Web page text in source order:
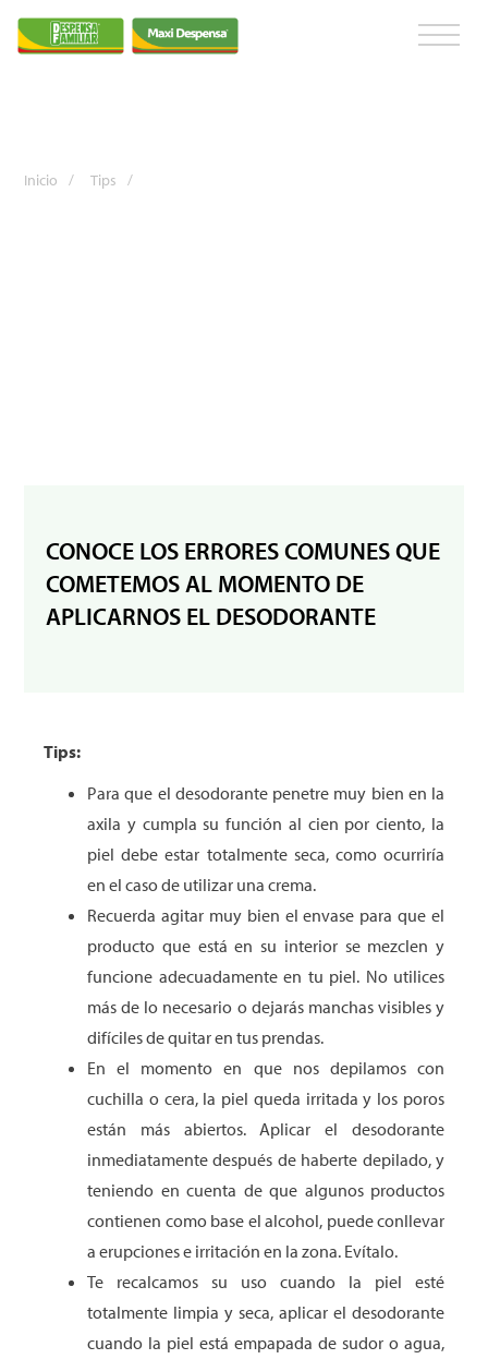
Inicio / Tips /
CONOCE LOS ERRORES COMUNES QUE
COMETEMOS AL MOMENTO DE
APLICARNOS EL DESODORANTE
Tips:
Para que el desodorante penetre muy bien en la
axila y cumpla su función al cien por ciento, la
piel debe estar totalmente seca, como ocurriría
en el caso de utilizar una crema.
Recuerda agitar muy bien el envase para que el
producto que está en su interior se mezclen y
funcione adecuadamente en tu piel. No utilices
más de lo necesario o dejarás manchas visibles y
difíciles de quitar en tus prendas.
En el momento en que nos depilamos con
cuchilla o cera, la piel queda irritada y los poros
están más abiertos. Aplicar el desodorante
inmediatamente después de haberte depilado, y
teniendo en cuenta de que algunos productos
contienen como base el alcohol, puede conllevar
a erupciones e irritación en la zona. Evítalo.
Te recalcamos su uso cuando la piel esté
totalmente limpia y seca, aplicar el desodorante
cuando la piel está empapada de sudor o agua,